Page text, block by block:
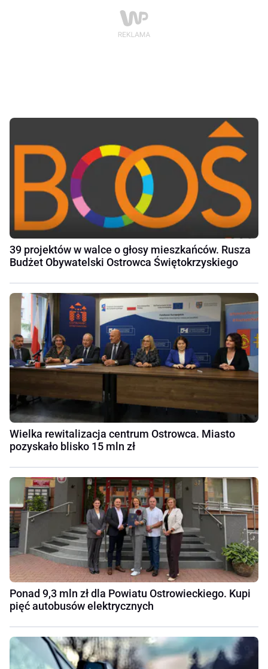
39 projektów w walce o głosy mieszkańców. Rusza
Budżet Obywatelski Ostrowca Świętokrzyskiego
Wielka rewitalizacja centrum Ostrowca. Miasto
pozyskało blisko 15 mln zł
Ponad 9,3 mln zł dla Powiatu Ostrowieckiego. Kupi
pięć autobusów elektrycznych